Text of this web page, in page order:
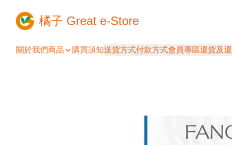
橘子 Great e-Store
關於我們商品 購買須知送貨方式付款方式會員專區退貨及